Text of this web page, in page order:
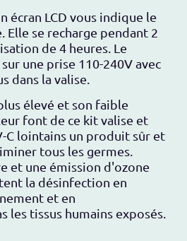
écran LCD vous indique le
Elle se recharge pendant 2
de 4 heures. Le
une prise 110-240V avec
dans la valise.
élevé et son faible
font de ce kit valise et
C lointains un produit sûr et
tous les germes.
et une émission d'ozone
la désinfection en
et en
les tissus humains exposés.